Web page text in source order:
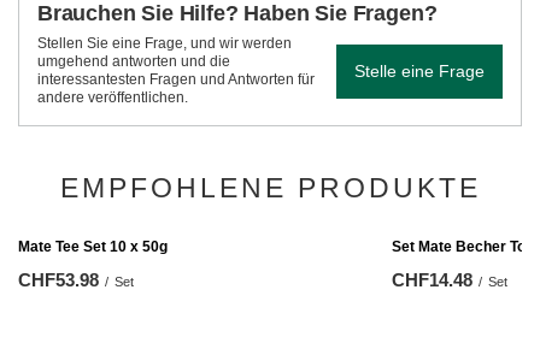
Brauchen Sie Hilfe? Haben Sie Fragen?
Stellen Sie eine Frage, und wir werden
umgehend antworten und die
interessantesten Fragen und Antworten für
andere veröffentlichen.
Stelle eine Frage
EMPFOHLENE PRODUKTE
Mate Tee Set 10 x 50g
CHF53.98 / Set
Set Mate Becher
CHF14.48 / Set